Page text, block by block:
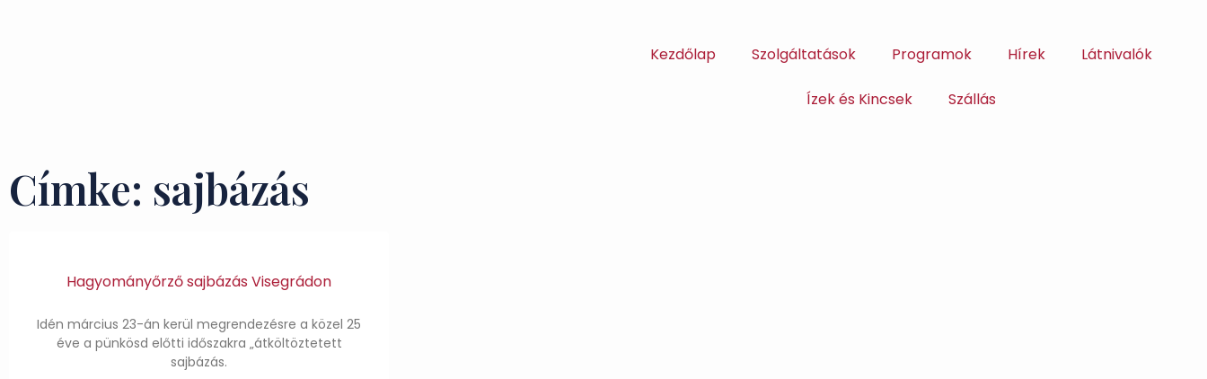
Kezdőlap Szolgáltatások Programok Hírek Látnivalók
Ízek és Kincsek Szállás
Címke: sajbázás
Hagyományőrző sajbázás Visegrádon
Idén március 23-án kerül megrendezésre a közel 25
éve a pünkösd előtti időszakra „átköltöztetett
sajbázás.